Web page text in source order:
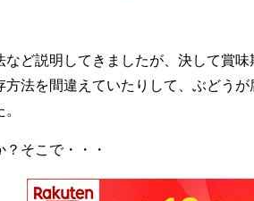
ど説明してきましたが、決して賞味
法を間違えていたりして、ぶどう
そこで・・・